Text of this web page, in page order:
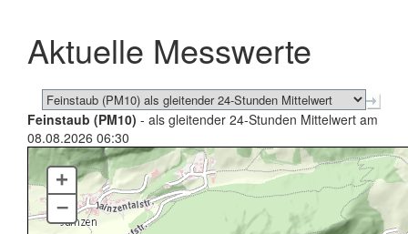
schließen
Aktuelle Messwerte
Feinstaub (PM10) - als gleitender 24-Stunden Mittelwert am
08.08.2026 06:30
+
–